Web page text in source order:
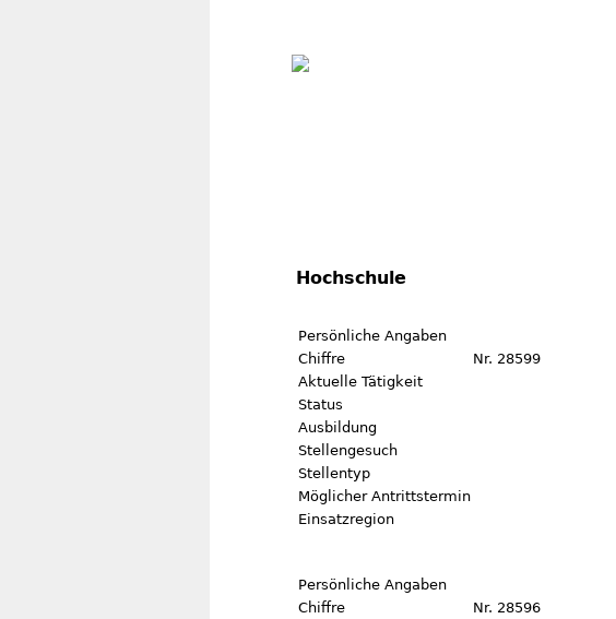
Hochschule
Persönliche Angaben
Chiffre
Nr. 28599
Aktuelle Tätigkeit
Status
Ausbildung
Stellengesuch
Stellentyp
Möglicher Antrittstermin
Einsatzregion
Persönliche Angaben
Chiffre
Nr. 28596